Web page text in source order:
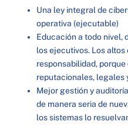
Una ley integral de
operativa (ejecutable)
Educación a todo nivel,
los ejecutivos. Los
responsabilidad,
reputacionales, legales
Mejor gestión y
de manera seria de
los sistemas lo